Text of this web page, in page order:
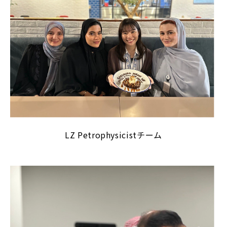
LZ Petrophysicistチーム